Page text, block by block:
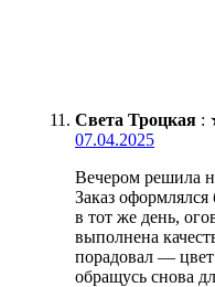
Света Троцкая :
07.04.2025
Вечером решила
Заказ
в тот же день,
выполнена
порадовал — цвет
обращусь снова